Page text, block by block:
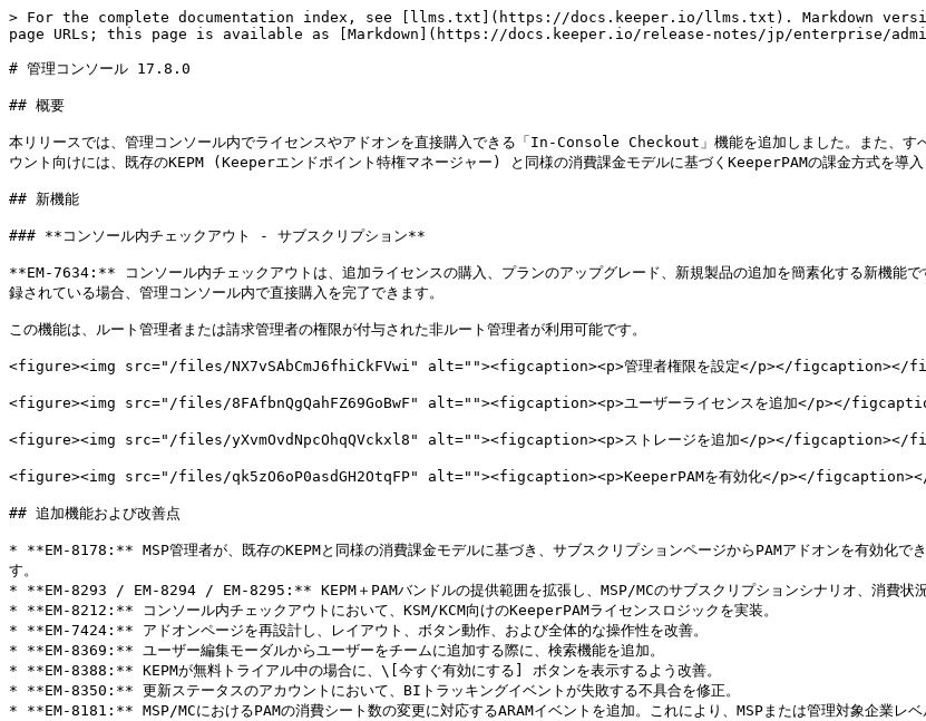
> For the complete documentation index, see [llms.txt](https://docs.keeper.io/llms.txt). Markdown
page URLs; this page is available as [Markdown](https://docs.keeper.io/release-notes/jp/enterprise/
# 管理コンソール 17.8.0
## 概要
本リリースでは、管理コンソール内でライセンスやアドオンを直接購入できる「In-Console Checkout」機能を追加しました。また、すべ
ウント向けには、既存のKEPM (Keeperエンドポイント特権マネージャー) と同様の消費課金モデルに基づくKeeperPAMの課金方式を導入
## 新機能
### **コンソール内チェックアウト - サブスクリプション**
**EM-7634:** コンソール内チェックアウトは、追加ライセンスの購入、プランのアップグレード、新規製品の追加を簡素化する新機能
録されている場合、管理コンソール内で直接購入を完了できます。
この機能は、ルート管理者または請求管理者の権限が付与された非ルート管理者が利用可能です。
<figure><img src="/files/NX7vSAbCmJ6fhiCkFVwi" alt=""><figcaption><p>管理者権限を設定</p></figcaption></
<figure><img src="/files/8FAfbnQgQahFZ69GoBwF" alt=""><figcaption><p>ユーザーライセンスを追加</p></
<figure><img src="/files/yXvmOvdNpcOhqQVckxl8" alt=""><figcaption><p>ストレージを追加</p></figcaption></
<figure><img src="/files/qk5zO6oP0asdGH2OtqFP" alt=""><figcaption><p>KeeperPAMを有効化</p></
## 追加機能および改善点
* **EM-8178:** MSP管理者が、既存のKEPMと同様の消費課金モデルに基づき、サブスクリプションページからPAMアドオンを有効化で
す。
* **EM-8293 / EM-8294 / EM-8295:** KEPM＋PAMバンドルの提供範囲を拡張し、MSP/MCのサブスクリプションシナリオ、消費状況
* **EM-8212:** コンソール内チェックアウトにおいて、KSM/KCM向けのKeeperPAMライセンスロジックを実装。
* **EM-7424:** アドオンページを再設計し、レイアウト、ボタン動作、および全体的な操作性を改善。
* **EM-8369:** ユーザー編集モーダルからユーザーをチームに追加する際に、検索機能を追加。
* **EM-8388:** KEPMが無料トライアル中の場合に、\[今すぐ有効にする] ボタンを表示するよう改善。
* **EM-8350:** 更新ステータスのアカウントにおいて、BIトラッキングイベントが失敗する不具合を修正。
* **EM-8181:** MSP/MCにおけるPAMの消費シート数の変更に対応するARAMイベントを追加。これにより、MSPまたは管理対象企業レ